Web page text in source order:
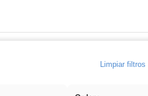
Limpiar filtros